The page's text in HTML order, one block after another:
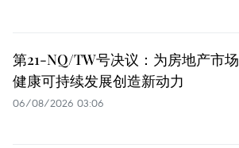
第21-NQ/TW号决议：为房地产市场
健康可持续发展创造新动力
06/08/2026 03:06